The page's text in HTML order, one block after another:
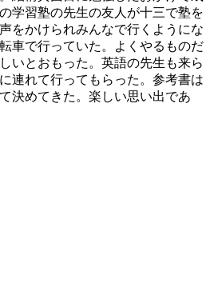
学習塾の先生の友人が十三で塾を
をかけられみんなで行くようにな
車で行っていた。よくやるものだ
いとおもった。英語の先生も来ら
連れて行ってもらった。参考書は
決めてきた。楽しい思い出であ